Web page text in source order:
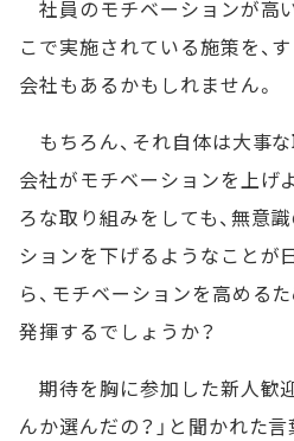
社員のモチベーションが高
こで実施されている施策を、
会社もあるかもしれません。
もちろん、それ自体は大事な
会社がモチベーションを上げ
ろな取り組みをしても、無意
ションを下げるようなことが
ら、モチベーションを高める
発揮するでしょうか？
期待を胸に参加した新人歓迎
んか選んだの？」と聞かれた